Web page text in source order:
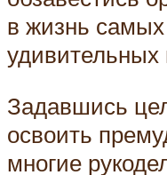
в жизнь
удивительных
Задавшись
освоить
многие